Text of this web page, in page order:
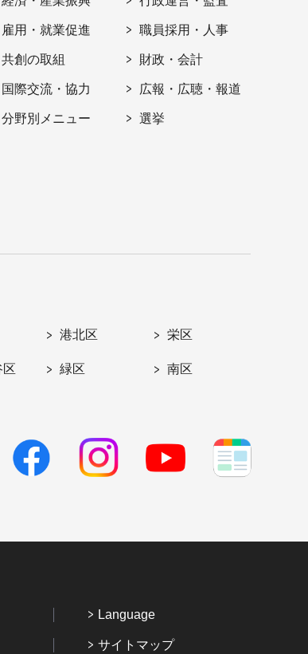
雇用・就業促進
共創の取組
国際交流・協力
分野別メニュー
職員採用・人事
財政・会計
広報・広聴・報道
選挙
港北区 栄区
区 緑区 南区
Language
サイトマップ